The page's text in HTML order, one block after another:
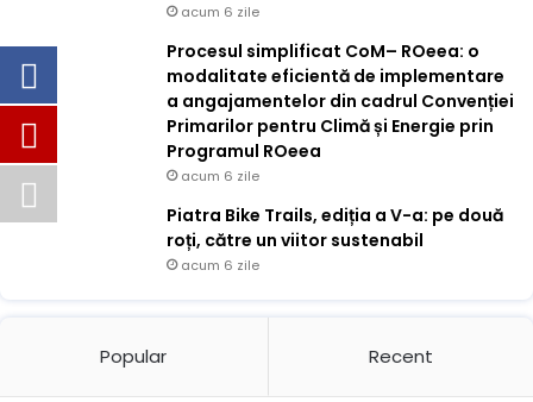
acum 6 zile
Procesul simplificat CoM– ROeea: o
modalitate eficientă de implementare
a angajamentelor din cadrul Convenției
Primarilor pentru Climă și Energie prin
Programul ROeea
acum 6 zile
Piatra Bike Trails, ediția a V-a: pe două
roți, către un viitor sustenabil
acum 6 zile
Popular Recent